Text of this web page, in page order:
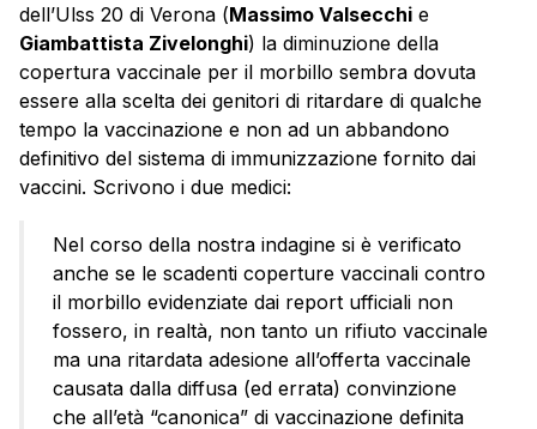
dell’Ulss 20 di Verona (Massimo Valsecchi e
Giambattista Zivelonghi) la diminuzione della
copertura vaccinale per il morbillo sembra dovuta
essere alla scelta dei genitori di ritardare di qualche
tempo la vaccinazione e non ad un abbandono
definitivo del sistema di immunizzazione fornito dai
vaccini. Scrivono i due medici:
Nel corso della nostra indagine si è verificato
anche se le scadenti coperture vaccinali contro
il morbillo evidenziate dai report ufficiali non
fossero, in realtà, non tanto un rifiuto vaccinale
ma una ritardata adesione all’offerta vaccinale
causata dalla diffusa (ed errata) convinzione
che all’età “canonica” di vaccinazione definita